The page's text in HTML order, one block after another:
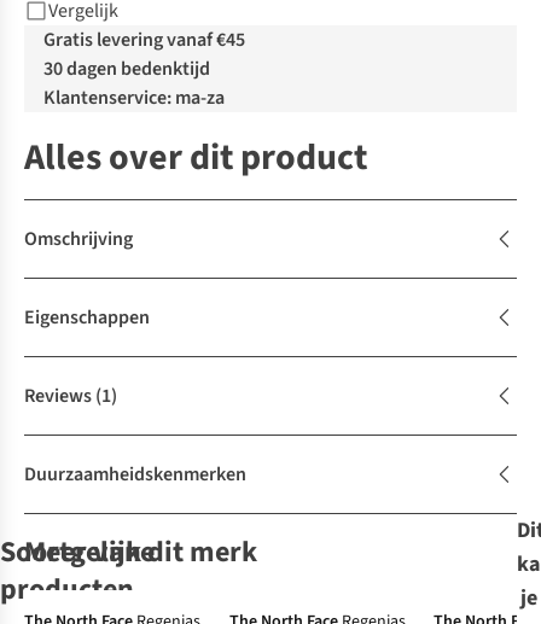
Vergelijk
Gratis levering vanaf €45
30 dagen bedenktijd
Klantenservice: ma-za
Alles over dit product
Omschrijving
Eigenschappen
Reviews(1)
Duurzaamheidskenmerken
Soortgelijke
producten
-30%
-50%-30%
Meer van dit merk
De keuze van A.S.
je